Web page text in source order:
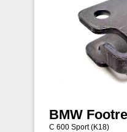
BMW
C 600 Sport (K18)